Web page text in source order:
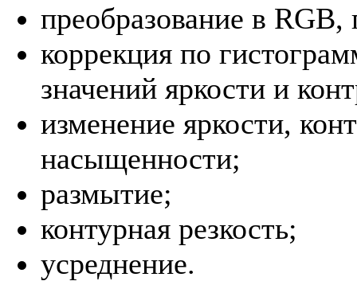
преобразование в
коррекция по
значений яркости и
изменение яркости,
насыщенности;
размытие;
контурная резкость;
усреднение.